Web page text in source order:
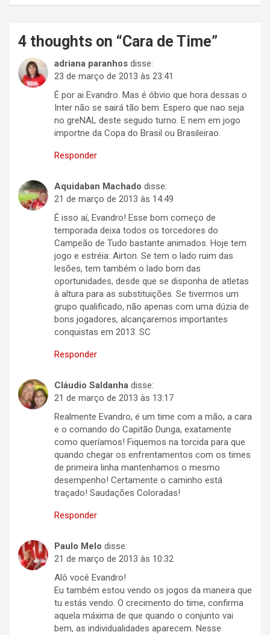
4 thoughts on “Cara de Time”
adriana paranhos disse:
23 de março de 2013 às 23:41
É por ai Evandro. Mas é óbvio que hora dessas o
Inter não se sairá tão bem. Espero que nao seja
no greNAL deste segudo turno. E nem em jogo
importne da Copa do Brasil ou Brasileirao.
Responder
Aquidaban Machado disse:
21 de março de 2013 às 14:49
É isso aí, Evandro! Esse bom começo de
temporada deixa todos os torcedores do
Campeão de Tudo bastante animados. Hoje tem
jogo e estréia: Airton. Se tem o lado ruim das
lesões, tem também o lado bom das
oportunidades, desde que se disponha de atletas
à altura para as substituições. Se tivermos um
grupo qualificado, não apenas com uma dúzia de
bons jogadores, alcançaremos importantes
conquistas em 2013. SC
Responder
Cláudio Saldanha disse:
21 de março de 2013 às 13:17
Realmente Evandro, é um time com a mão, a cara
e o comando do Capitão Dunga, exatamente
como queríamos! Fiquemos na torcida para que
quando chegar os enfrentamentos com os times
de primeira linha mantenhamos o mesmo
desempenho! Certamente o caminho está
traçado! Saudações Coloradas!
Responder
Paulo Melo disse:
21 de março de 2013 às 10:32
Alô você Evandro!
Eu também estou vendo os jogos da maneira que
tu estás vendo. O crecimento do time, confirma
aquela máxima de que quando o conjunto vai
bem, as individualidades aparecem. Nesse